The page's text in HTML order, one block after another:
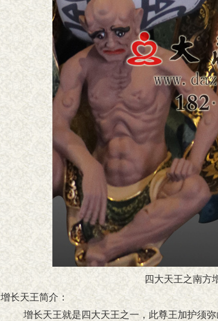
四大天王之南方
增长天王简介：
增长天王就是四大天王之一，此尊王加护须